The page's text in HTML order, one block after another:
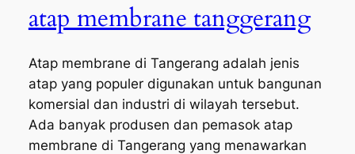
atap membrane tanggerang
Atap membrane di Tangerang adalah jenis
atap yang populer digunakan untuk bangunan
komersial dan industri di wilayah tersebut.
Ada banyak produsen dan pemasok atap
membrane di Tangerang yang menawarkan